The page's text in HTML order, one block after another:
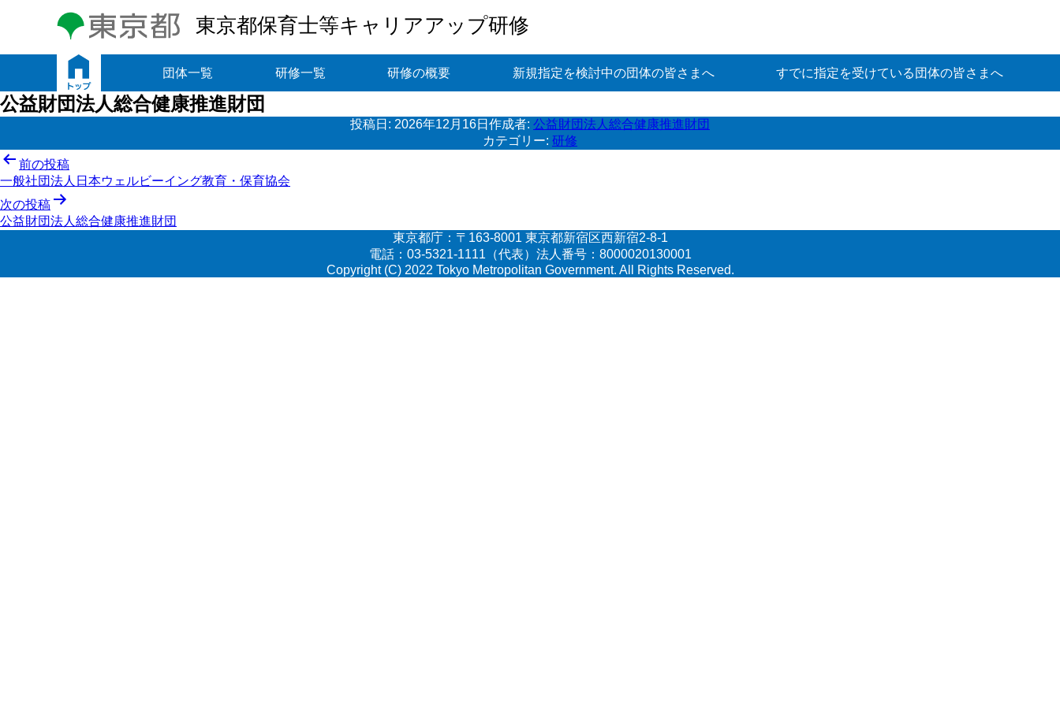
東京都保育士等キャリアアップ研修
団体一覧 研修一覧 研修の概要 新規指定を検討中の団体の皆さまへ すでに指定を受けている団体の皆さまへ
公益財団法人総合健康推進財団
投稿日: 2026年12月16日 作成者: 公益財団法人総合健康推進財団
カテゴリー: 研修
投
稿
ナ
ビ
前の投稿
一般社団法人日本ウェルビーイング教育・保育協会
次の投稿
公益財団法人総合健康推進財団
東京都庁：〒163-8001 東京都新宿区西新宿2-8-1
電話：03-5321-1111（代表）法人番号：8000020130001
Copyright (C) 2022 Tokyo Metropolitan Government. All Rights Reserved.